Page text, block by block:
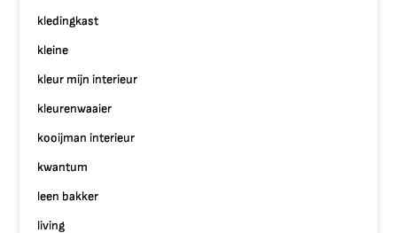
kledingkast
kleine
kleur mijn interieur
kleurenwaaier
kooijman interieur
kwantum
leen bakker
living